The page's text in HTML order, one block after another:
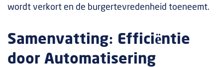
wordt verkort en de burgertevredenheid toeneemt.
Samenvatting: Efficiëntie
door Automatisering